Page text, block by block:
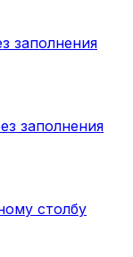
заполнения
заполнения
столбу